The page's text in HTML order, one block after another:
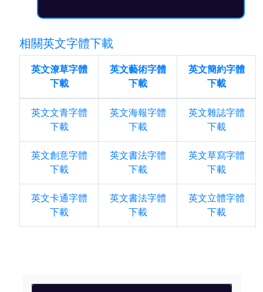
相關英文字體下載
英文潦草字體
下載
英文藝術字體
下載
英文簡約字體
下載
英文文青字體
下載
英文海報字體
下載
英文雜誌字體
下載
英文創意字體
下載
英文書法字體
下載
英文草寫字體
下載
英文卡通字體
下載
英文書法字體
下載
英文立體字體
下載